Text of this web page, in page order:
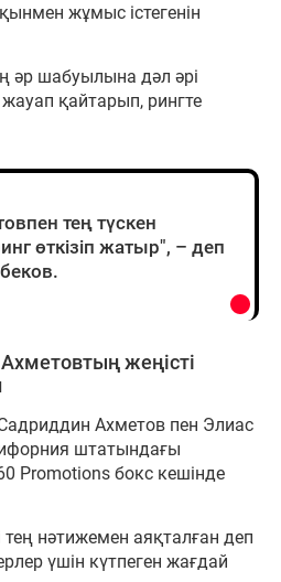
жұмыс істегенін
әр шабуылына дәл әрі
қайтарып, рингте
тең түскен
өткізіп жатыр", – деп
жеңісті
Ахметов пен Элиас
штатындағы
Promotions бокс кешінде
нәтижемен аяқталған деп
үшін күтпеген жағдай